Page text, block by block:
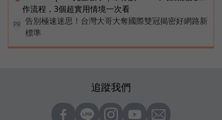
作流程，3個超實用情境一次看
PR
告別極速迷思！台灣大哥大奪國際雙冠揭密好網路新
標準
追蹤我們